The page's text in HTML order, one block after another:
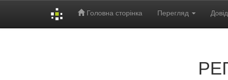
Головна сторінка Перегляд